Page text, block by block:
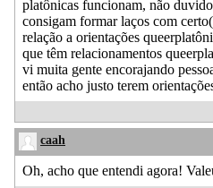
platônicas funcionam, não
consigam formar laços com
relação a orientações
que têm relacionamentos
vi muita gente encorajando
então acho justo terem
caah
Oh, acho que entendi agora!